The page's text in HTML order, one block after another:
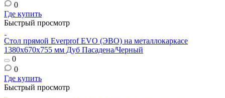
0
Где купить
Быстрый просмотр
Стол прямой Everprof EVO (ЭВО) на металлокаркасе
1380х670х755 мм Дуб Пасадена/Черный
0
0
Где купить
Быстрый просмотр